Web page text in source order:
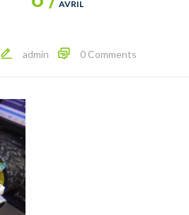
AVRIL
admin 0 Comments